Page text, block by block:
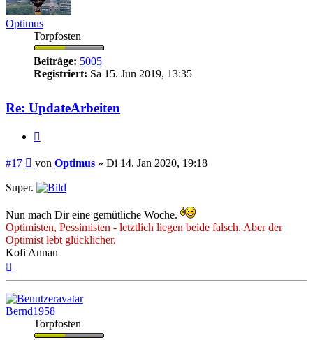
Optimus
Torpfosten
Beiträge: 5005
Registriert: Sa 15. Jun 2019, 13:35
Re: UpdateArbeiten
#17 Beitrag
von Optimus » Di 14. Jan 2020, 19:18
Super.
Nun mach Dir eine gemütliche Woche.
Optimisten, Pessimisten - letztlich liegen beide falsch. Aber der
Optimist lebt glücklicher.
Kofi Annan
Bernd1958
Torpfosten